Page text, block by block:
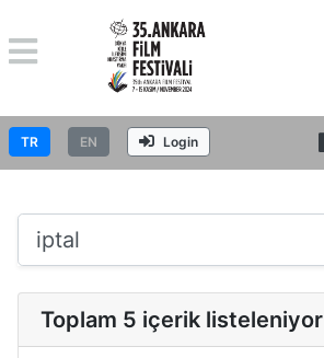
TR EN Login
Toplam 5 içerik listeleniyor